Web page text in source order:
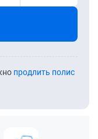
продлить полис